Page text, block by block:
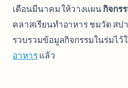
เดือนมีนาคม ให้วางแผนกิจกร
คลาสเรียนทำอาหาร ชมวัด สป
รวบรวมข้อมูลกิจกรรมในร่มไว้
อาหารแล้ว